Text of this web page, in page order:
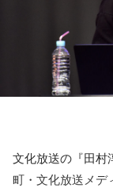
文化放送の『田村
町・文化放送メデ